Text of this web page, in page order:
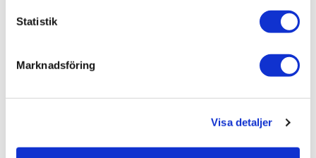
Statistik
Marknadsföring
Visa detaljer
sning
Liknande produkter